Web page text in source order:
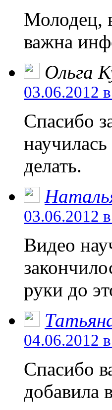
Молодец,
важна
Ольга
03.06.2012
Спасибо
делать.
03.06.2012
Видео
руки до
04.06.2012
Спасибо
добавила